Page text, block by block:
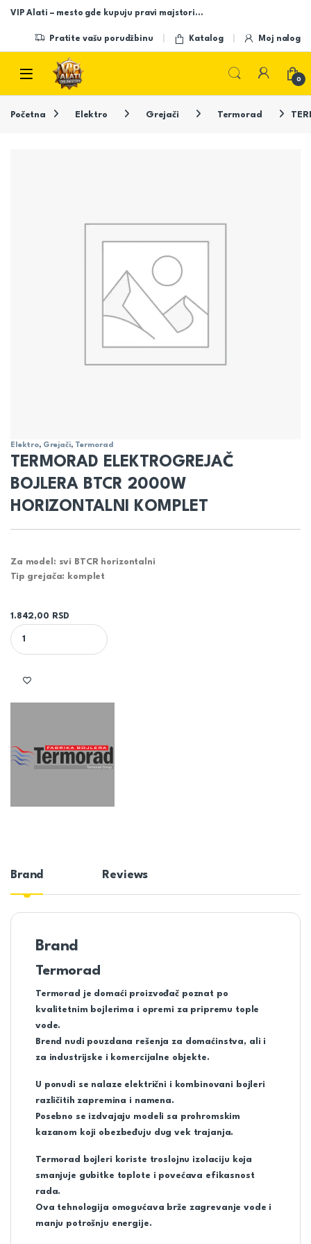
Skip to navigation
Skip to content
VIP Alati – mesto gde kupuju pravi majstori…
Pratite vašu porudžbinu Katalog Moj nalog
Open
0
Početna Elektro Grejači Termorad
Elektro, Grejači, Termorad
TERMORAD ELEKTROGREJAČ
BOJLERA BTCR 2000W
HORIZONTALNI KOMPLET
Za model: svi BTCR horizontalni
Tip grejača: komplet
1.842,00
RSD
TERMORAD ELEKTROGREJAČ BOJLERA BTCR 2000W
Brand Reviews
Brand
Termorad
Termorad je domaći proizvođač poznat po
kvalitetnim bojlerima i opremi za pripremu tople
vode.
Brend nudi pouzdana rešenja za domaćinstva, ali i
za industrijske i komercijalne objekte.
U ponudi se nalaze električni i kombinovani bojleri
različitih zapremina i namena.
Posebno se izdvajaju modeli sa prohromskim
kazanom koji obezbeđuju dug vek trajanja.
Termorad bojleri koriste troslojnu izolaciju koja
smanjuje gubitke toplote i povećava efikasnost
rada.
Ova tehnologija omogućava brže zagrevanje vode i
manju potrošnju energije.